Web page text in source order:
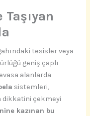
tesisler veya
geniş çaplı
alanlarda
sistemleri,
çekmeyi
kazınan bu